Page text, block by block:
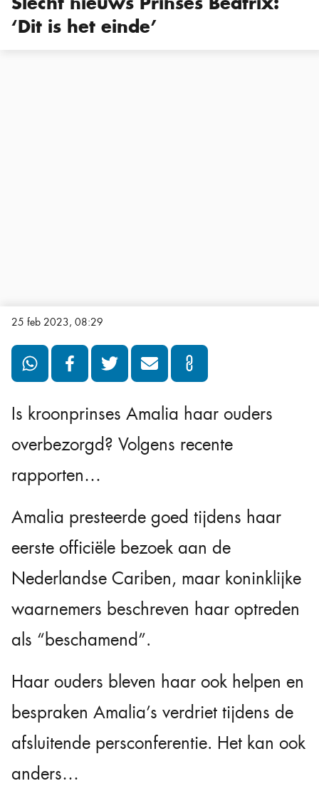
‘Dit is het einde’
25 feb 2023, 08:29
Is kroonprinses Amalia haar ouders
overbezorgd? Volgens recente
rapporten…
Amalia presteerde goed tijdens haar
eerste officiële bezoek aan de
Nederlandse Cariben, maar koninklijke
waarnemers beschreven haar optreden
als “beschamend”.
Haar ouders bleven haar ook helpen en
bespraken Amalia’s verdriet tijdens de
afsluitende persconferentie. Het kan ook
anders…